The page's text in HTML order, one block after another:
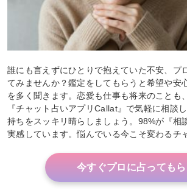
誰にも言えずにひとりで抱えていた不安、プ
てみませんか？鑑定をしてもらうと希望や安
を多く聞きます。恋愛も仕事も将来のことも
『チャット占いアプリCallat』で気軽に相談
持ちをスッキリ晴らしましょう。98%が『相
実感しています。悩んでいる今こそ変わるチ
今すぐプロに占ってもら